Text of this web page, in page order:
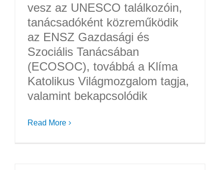
vesz az UNESCO találkozóin,
tanácsadóként közreműködik
az ENSZ Gazdasági és
Szociális Tanácsában
(ECOSOC), továbbá a Klíma
Katolikus Világmozgalom tagja,
valamint bekapcsolódik
Read More